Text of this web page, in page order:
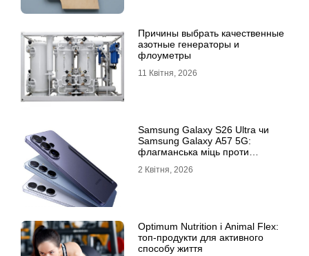
Причины выбрать качественные
азотные генераторы и
флоуметры
11 Квітня, 2026
Samsung Galaxy S26 Ultra чи
Samsung Galaxy A57 5G:
флагманська міць проти
2 Квітня, 2026
Optimum Nutrition і Animal Flex:
топ-продукти для активного
способу життя